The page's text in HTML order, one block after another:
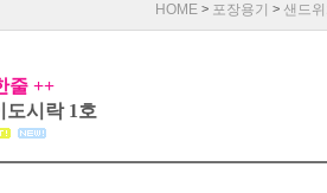
HOME > 포장용기 > 샌드
줄 ++
도시락 1호